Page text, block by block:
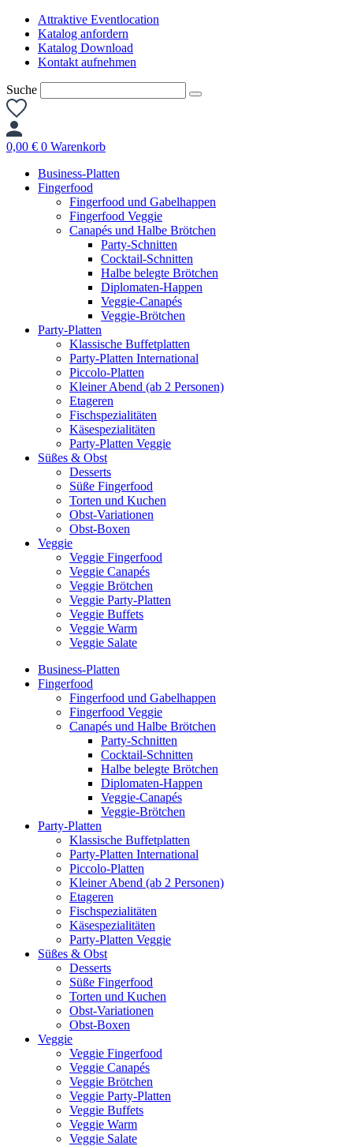
Zum
Inhalt
springen
Attraktive Eventlocation
Katalog anfordern
Katalog Download
Kontakt aufnehmen
Suche
0,00 € 0 Warenkorb
Business-Platten
Fingerfood
Fingerfood und Gabelhappen
Fingerfood Veggie
Canapés und Halbe Brötchen
Party-Schnitten
Cocktail-Schnitten
Halbe belegte Brötchen
Diplomaten-Happen
Veggie-Canapés
Veggie-Brötchen
Party-Platten
Klassische Buffetplatten
Party-Platten International
Piccolo-Platten
Kleiner Abend (ab 2 Personen)
Etageren
Fischspezialitäten
Käsespezialitäten
Party-Platten Veggie
Süßes & Obst
Desserts
Süße Fingerfood
Torten und Kuchen
Obst-Variationen
Obst-Boxen
Veggie
Veggie Fingerfood
Veggie Canapés
Veggie Brötchen
Veggie Party-Platten
Veggie Buffets
Veggie Warm
Veggie Salate
Business-Platten
Fingerfood
Fingerfood und Gabelhappen
Fingerfood Veggie
Canapés und Halbe Brötchen
Party-Schnitten
Cocktail-Schnitten
Halbe belegte Brötchen
Diplomaten-Happen
Veggie-Canapés
Veggie-Brötchen
Party-Platten
Klassische Buffetplatten
Party-Platten International
Piccolo-Platten
Kleiner Abend (ab 2 Personen)
Etageren
Fischspezialitäten
Käsespezialitäten
Party-Platten Veggie
Süßes & Obst
Desserts
Süße Fingerfood
Torten und Kuchen
Obst-Variationen
Obst-Boxen
Veggie
Veggie Fingerfood
Veggie Canapés
Veggie Brötchen
Veggie Party-Platten
Veggie Buffets
Veggie Warm
Veggie Salate